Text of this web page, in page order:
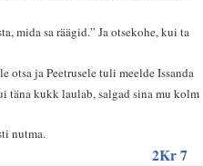
mida sa räägid.” Ja otsekohe, kui ta
otsa ja Peetrusele tuli meelde Issanda
täna kukk laulab, salgad sina mu kolm
nutma.
2Kr 7